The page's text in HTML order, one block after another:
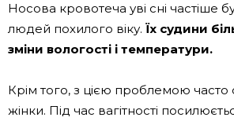
Носова кровотеча уві сні частіше
людей похилого віку. Їх судини
зміни вологості і температури.
Крім того, з цією проблемою часто
жінки. Під час вагітності